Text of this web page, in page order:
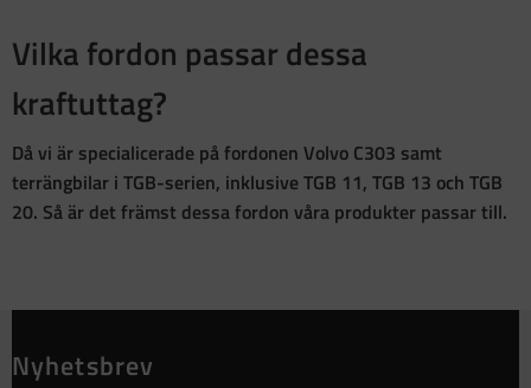
Vilka fordon passar dessa
kraftuttag?
Då vi är specialicerade på fordonen Volvo C303 samt
terrängbilar i TGB-serien, inklusive TGB 11, TGB 13 och TGB
20. Så är det främst dessa fordon våra produkter passar till.
Nyhetsbrev